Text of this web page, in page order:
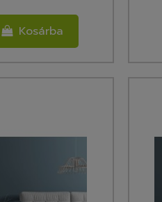
Kosárba